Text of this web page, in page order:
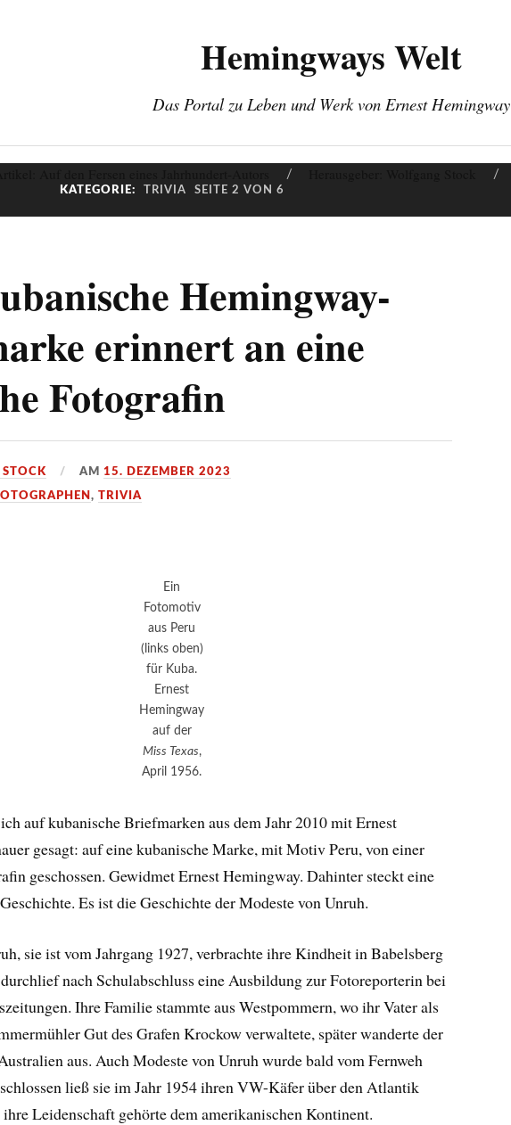
Hemingways Welt
Das Portal zu Leben und Werk von Ernest Hemingway
KATEGORIE: TRIVIA SEITE 2 VON 6
Hemingway-
erinnert an eine
Fotografin
AM15. DEZEMBER 2023
,TRIVIA
Ein
Fotomotiv
aus Peru
(links oben)
für Kuba.
Ernest
Hemingway
auf der
Miss Texas,
April 1956.
auf kubanische Briefmarken aus dem Jahr 2010 mit Ernest
gesagt: auf eine kubanische Marke, mit Motiv Peru, von einer
geschossen. Gewidmet Ernest Hemingway. Dahinter steckt eine
Es ist die Geschichte der Modeste von Unruh.
sie ist vom Jahrgang 1927, verbrachte ihre Kindheit in Babelsberg
nach Schulabschluss eine Ausbildung zur Fotoreporterin bei
Ihre Familie stammte aus Westpommern, wo ihr Vater als
Gut des Grafen Krockow verwaltete, später wanderte der
aus. Auch Modeste von Unruh wurde bald vom Fernweh
ließ sie im Jahr 1954 ihren VW-Käfer über den Atlantik
Leidenschaft gehörte dem amerikanischen Kontinent.